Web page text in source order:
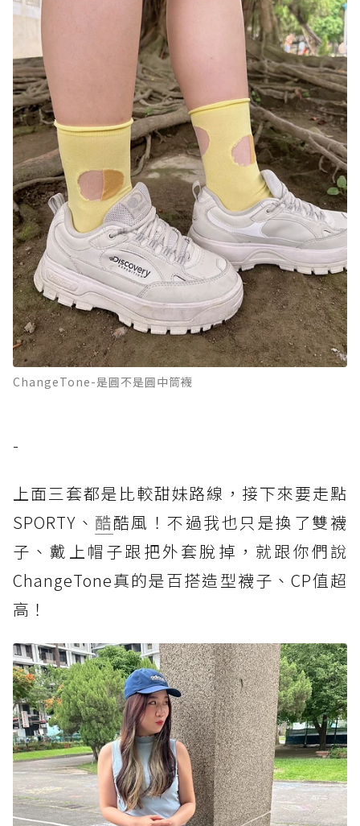
ChangeTone-是圓不是圓中筒襪
-
上面三套都是比較甜妹路線，接下來要走點
SPORTY、 酷酷風！不過我也只是換了雙襪
子、戴上帽子跟把外套脫掉，就跟你們說
ChangeTone真的是百搭造型襪子、CP值超
高！